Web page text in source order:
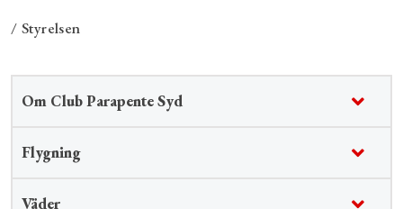
/ Styrelsen
Om Club Parapente Syd
Flygning
Väder